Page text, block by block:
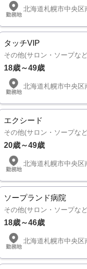
北海道札幌市中央区
タッチVIP
その他(サロン・ソープな
18歳～49歳
北海道札幌市中央区
エクシード
その他(サロン・ソープな
20歳～49歳
北海道札幌市中央区
ソープランド病院
その他(サロン・ソープな
18歳～46歳
北海道札幌市中央区